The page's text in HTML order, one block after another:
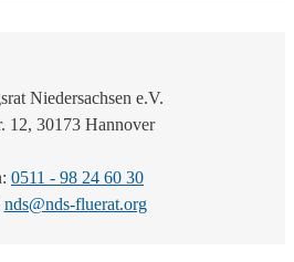
Niedersachsen e.V.
12, 30173 Hannover
0511 - 98 24 60 30
nds@nds-fluerat.org